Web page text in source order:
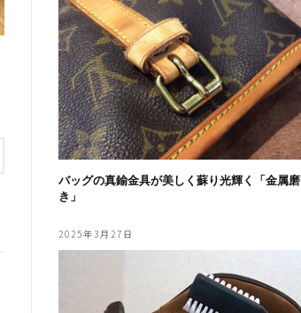
バッグの真鍮金具が美しく蘇り光輝く「金属磨
き」
2025年3月27日